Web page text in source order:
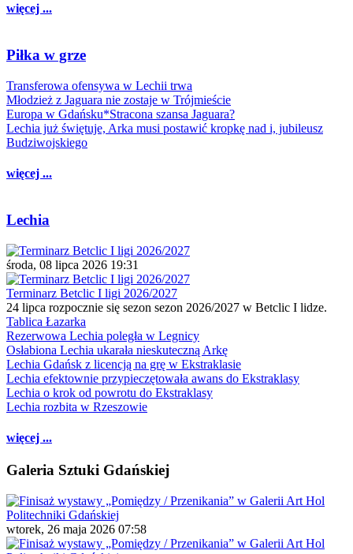
więcej ...
Piłka w grze
Transferowa ofensywa w Lechii trwa
Młodzież z Jaguara nie zostaje w Trójmieście
Europa w Gdańsku*Stracona szansa Jaguara?
Lechia już świętuje, Arka musi postawić kropkę nad i, jubileusz
Budziwojskiego
więcej ...
Lechia
środa, 08 lipca 2026 19:31
Terminarz Betclic I ligi 2026/2027
24 lipca rozpocznie się sezon sezon 2026/2027 w Betclic I lidze.
Tablica Łazarka
Rezerwowa Lechia poległa w Legnicy
Osłabiona Lechia ukarała nieskuteczną Arkę
Lechia Gdańsk z licencją na grę w Ekstraklasie
Lechia efektownie przypieczętowała awans do Ekstraklasy
Lechia o krok od powrotu do Ekstraklasy
Lechia rozbita w Rzeszowie
więcej ...
Galeria Sztuki Gdańskiej
wtorek, 26 maja 2026 07:58